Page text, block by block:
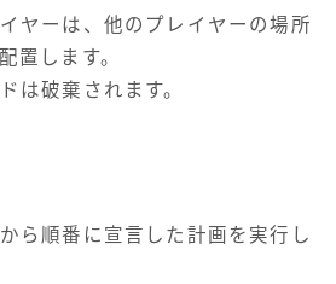
ヤーは、他のプレイヤーの場所
置します。
は破棄されます。
ら順番に宣言した計画を実行し